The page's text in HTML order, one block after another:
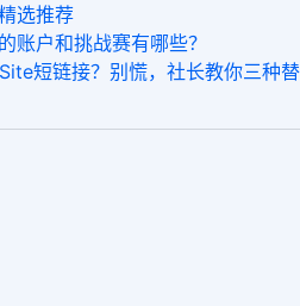
选推荐
账户和挑战赛有哪些？
短链接？别慌，社长教你三种替